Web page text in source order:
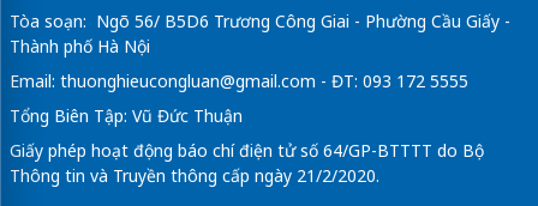
Tòa soạn: Ngõ 56/ B5D6 Trương Công Giai - Phường Cầu Giấy -
Thành phố Hà Nội
Email: thuonghieucongluan@gmail.com - ĐT: 093 172 5555
Tổng Biên Tập: Vũ Đức Thuận
Giấy phép hoạt động báo chí điện tử số 64/GP-BTTTT do Bộ
Thông tin và Truyền thông cấp ngày 21/2/2020.